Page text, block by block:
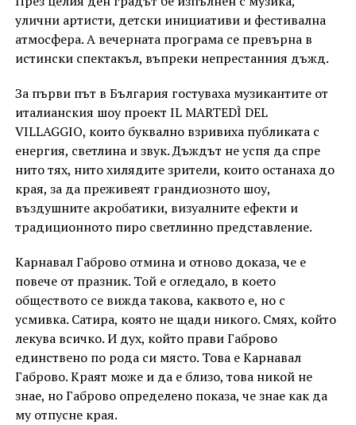
улични артисти, детски инициативи и фестивална
атмосфера. А вечерната програма се превърна в
истински спектакъл, въпреки непрестанния дъжд.
За първи път в България гостуваха музикантите от
италианския шоу проект IL MARTEDÌ DEL
VILLAGGIO, които буквално взривиха публиката с
енергия, светлина и звук. Дъждът не успя да спре
нито тях, нито хилядите зрители, които останаха до
края, за да преживеят грандиозното шоу,
въздушните акробатики, визуалните ефекти и
традиционното пиро светлинно представление.
Карнавал Габрово отмина и отново доказа, че е
повече от празник. Той е огледало, в което
обществото се вижда такова, каквото е, но с
усмивка. Сатира, която не щади никого. Смях, който
лекува всичко. И дух, който прави Габрово
единствено по рода си място. Това е Карнавал
Габрово. Краят може и да е близо, това никой не
знае, но Габрово определено показа, че знае как да
му отпусне края.